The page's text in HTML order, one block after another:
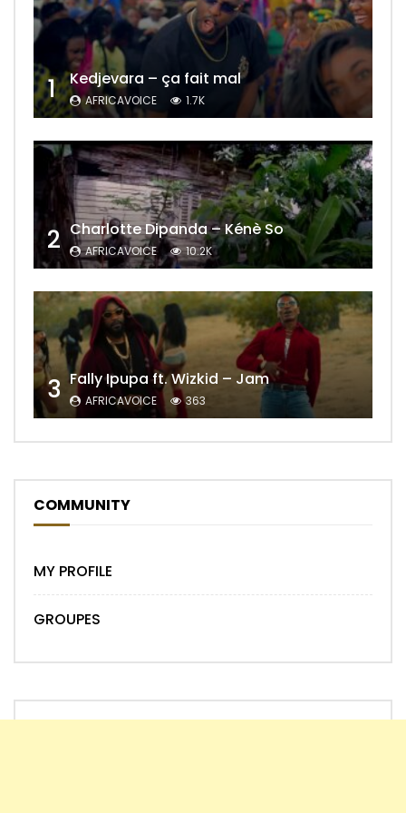
1 Kedjevara – ça fait mal
AFRICAVOICE 1.7K
2 Charlotte Dipanda – Kénè So
AFRICAVOICE 10.2K
3 Fally Ipupa ft. Wizkid – Jam
AFRICAVOICE 363
COMMUNITY
MY PROFILE
GROUPES